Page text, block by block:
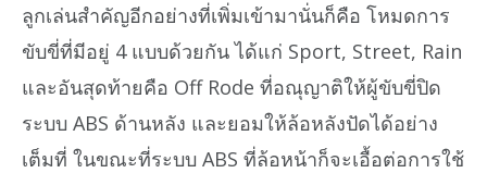
ลูกเล่นสำคัญอีกอย่างที่เพิ่มเข้ามานั่นก็คือ โหมดการ
ขับขี่ที่มีอยู่ 4 แบบด้วยกัน ได้แก่ Sport, Street, Rain
และอันสุดท้ายคือ Off Rode ที่อณุญาติให้ผู้ขับขี่ปิด
ระบบ ABS ด้านหลัง และยอมให้ล้อหลังปัดได้อย่าง
เต็มที่ ในขณะที่ระบบ ABS ที่ล้อหน้าก็จะเอื้อต่อการใช้